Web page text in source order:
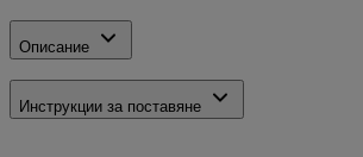
Описание
Инструкции за поставяне